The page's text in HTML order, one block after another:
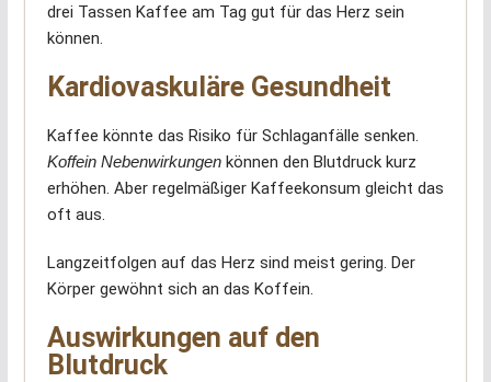
drei Tassen Kaffee am Tag gut für das Herz sein
können.
Kardiovaskuläre Gesundheit
Kaffee könnte das Risiko für Schlaganfälle senken.
Koffein Nebenwirkungenkönnen den Blutdruck kurz
erhöhen. Aber regelmäßiger Kaffeekonsum gleicht das
oft aus.
Langzeitfolgen auf das Herz sind meist gering. Der
Körper gewöhnt sich an das Koffein.
Auswirkungen auf den
Blutdruck